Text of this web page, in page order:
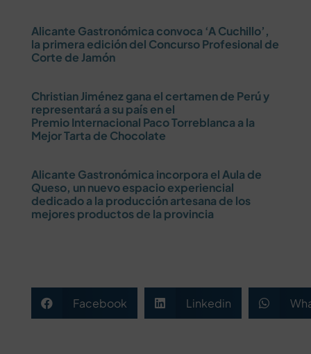
Alicante Gastronómica convoca ‘A Cuchillo’,
la primera edición del Concurso Profesional de
Corte de Jamón
Christian Jiménez gana el certamen de Perú y
representará a su país en el
Premio Internacional Paco Torreblanca a la
Mejor Tarta de Chocolate
Alicante Gastronómica incorpora el Aula de
Queso, un nuevo espacio experiencial
dedicado a la producción artesana de los
mejores productos de la provincia
 Facebook  Linkedin 